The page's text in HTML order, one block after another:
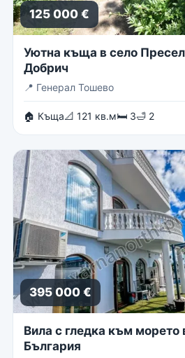
125 000 €
Уютна къща в село
Добрич
📍 Генерал Тошево
🏠 Къща📐 121 кв.м🛏 3🛁 2
395 000 €
Вила с гледка към морето
България